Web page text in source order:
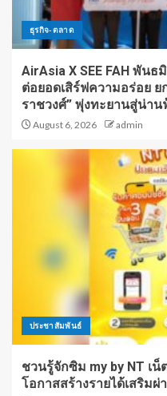
ธุรกิจ-ตลาด
AirAsia X SEE FAH พัน
ต่อยอดเสิร์ฟความอร่อย
ราชวงศ์” พุ่งทะยานสู่น่าน
August 6, 2026 admin
ประชาสัมพันธ์
ชวนรู้จักซิม my by NT เ
โอกาสสร้างรายได้เสริม